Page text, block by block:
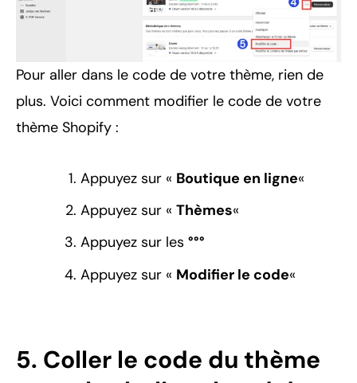
Pour aller dans le code de votre thème, rien de
plus. Voici comment modifier le code de votre
thème Shopify :
Appuyez sur « Boutique en ligne«
Appuyez sur « Thèmes«
Appuyez sur les °°°
Appuyez sur « Modifier le code«
5. Coller le code du thème